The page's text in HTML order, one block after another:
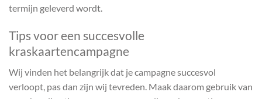
termijn geleverd wordt.
Tips voor een succesvolle
kraskaartencampagne
Wij vinden het belangrijk dat je campagne succesvol
verloopt, pas dan zijn wij tevreden. Maak daarom gebruik van